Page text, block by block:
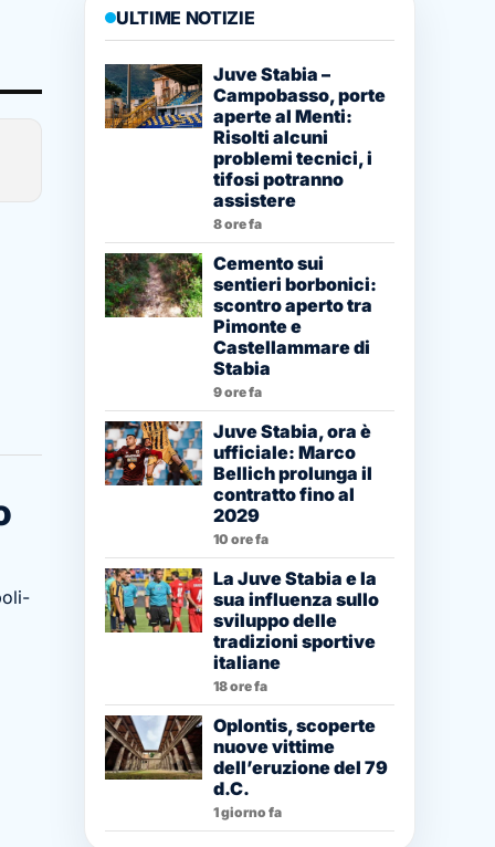
ULTIME NOTIZIE
Juve Stabia –
Campobasso, porte
aperte al Menti:
Risolti alcuni
problemi tecnici, i
tifosi potranno
assistere
8 ore fa
Cemento sui
sentieri borbonici:
scontro aperto tra
Pimonte e
Castellammare di
Stabia
9 ore fa
Juve Stabia, ora è
ufficiale: Marco
Bellich prolunga il
contratto fino al
2029
10 ore fa
La Juve Stabia e la
sua influenza sullo
sviluppo delle
tradizioni sportive
italiane
18 ore fa
Oplontis, scoperte
nuove vittime
dell’eruzione del 79
d.C.
1 giorno fa